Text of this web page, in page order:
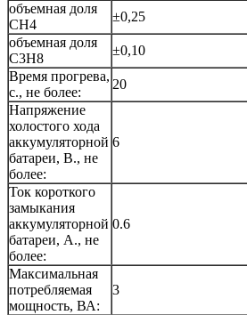
объемная доля
СН4
±0,25
объемная доля
С3Н8
±0,10
Время прогрева,
с., не более:
20
Напряжение
холостого хода
аккумуляторной
батареи, В., не
более:
6
Ток короткого
замыкания
аккумуляторной
батареи, А., не
более:
0.6
Максимальная
потребляемая
мощность, ВА:
3